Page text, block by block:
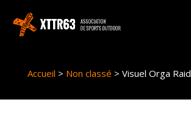
Accueil > Non classé > Visuel Orga Raid